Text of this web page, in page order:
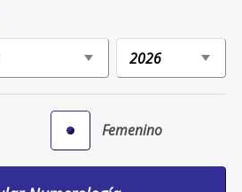
Femenino